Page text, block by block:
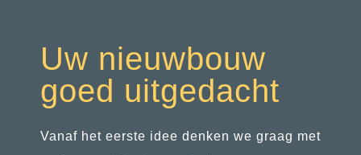
Uw nieuwbouw
goed uitgedacht
Vanaf het eerste idee denken we graag met